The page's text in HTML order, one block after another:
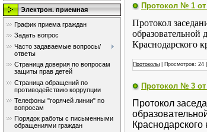
Электрон. приемная
График приема граждан
Задать вопрос
Часто задаваемые вопросы/
ответы
Страница доверия по вопросам
защиты прав детей
Страница обращений по
противодействию коррупции
Телефоны "горячей линии" по
вопросам
Порядок работы с письменными
обращениями граждан
Протокол № 1 от
Протокол
Краснодарского
Протоколы | Просмотров: 24
Протокол № 3 от
Протокол